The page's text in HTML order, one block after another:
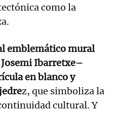
como la
emblemático mural
Ibarretxe–
en blanco y
z, que simboliza la
cultural. Y